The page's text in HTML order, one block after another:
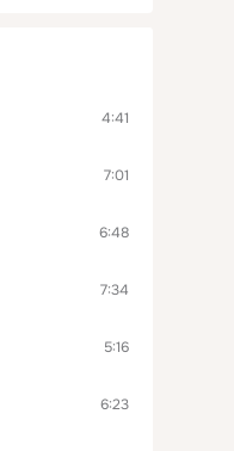
4:41
7:01
6:48
7:34
5:16
6:23